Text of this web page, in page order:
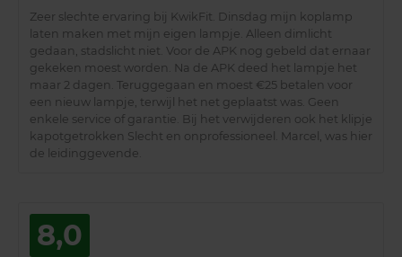
Zeer slechte ervaring bij KwikFit. Dinsdag mijn koplamp
laten maken met mijn eigen lampje. Alleen dimlicht
gedaan, stadslicht niet. Voor de APK nog gebeld dat ernaar
gekeken moest worden. Na de APK deed het lampje het
maar 2 dagen. Teruggegaan en moest €25 betalen voor
een nieuw lampje, terwijl het net geplaatst was. Geen
enkele service of garantie. Bij het verwijderen ook het klipje
kapotgetrokken Slecht en onprofessioneel. Marcel, was hier
de leidinggevende.
8,0